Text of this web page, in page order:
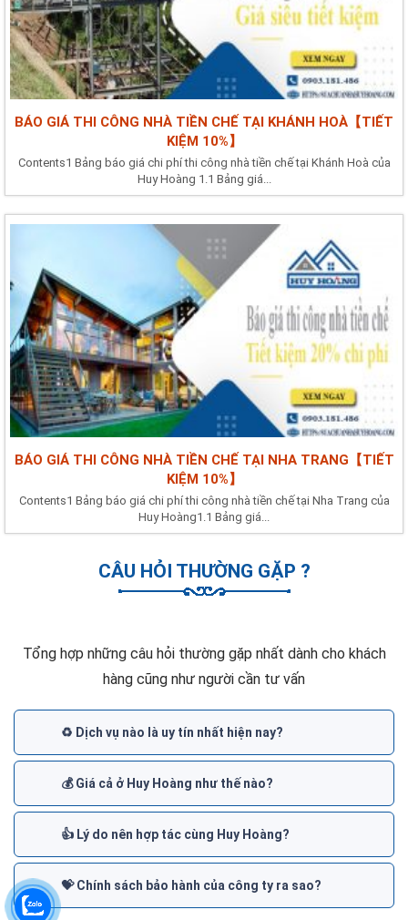
BÁO GIÁ THI CÔNG NHÀ TIỀN CHẾ TẠI KHÁNH HOÀ【TIẾT
KIỆM 10%】
Contents1 Bảng báo giá chi phí thi công nhà tiền chế tại Khánh Hoà của
Huy Hoàng 1.1 Bảng giá...
BÁO GIÁ THI CÔNG NHÀ TIỀN CHẾ TẠI NHA TRANG【TIẾT
KIỆM 10%】
Contents1 Bảng báo giá chi phí thi công nhà tiền chế tại Nha Trang của
Huy Hoàng1.1 Bảng giá...
CÂU HỎI THƯỜNG GẶP ?
Tổng hợp những câu hỏi thường gặp nhất dành cho khách
hàng cũng như người cần tư vấn
♻️ Dịch vụ nào là uy tín nhất hiện nay?
💰 Giá cả ở Huy Hoàng như thế nào?
👍 Lý do nên hợp tác cùng Huy Hoàng?
💝 Chính sách bảo hành của công ty ra sao?